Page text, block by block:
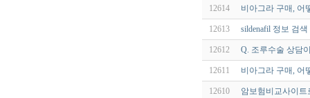
12614 비아그라 구매, 어
12613 sildenafil 정보 검
12612 Q. 조루수술 상담
12611 비아그라 구매, 어
12610 암보험비교사이트